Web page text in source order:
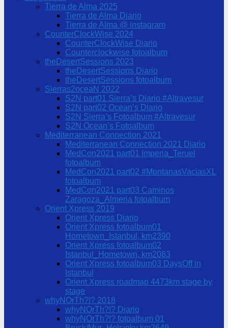
Tierra de Alma 2025
Tierra de Alma Diario
Tierra de Alma @ instagram
CounterClockWise 2024
CounterClockWise Diario
Counterclockwise fotoalbum
theDesertSessions 2023
theDesertSessions Diario
theDesertSessions fotoalbum
Sierras2oceaN 2022
S2N part01 Sierra’s Diario #Altravesur
S2N part02 Ocean’s Diario
S2N Sierra’s Fotoalbum #Altravesur
S2N Ocean’s Fotoalbum
Mediterranean Connection 2021
Mediterranean Connection 2021 Diario
MedCon2021 part01 Imperia_Teruel
fotoalbum
MedCon2021 part02 #MontanasVaciasXL
fotoalbum
MedCon2021 part03 Caminos
Zaragoza_Almeria fotoalbum
Orient Xpress 2019
Orient Xpress Diario
Orient Xpress fotoalbum01
Hometown_Istanbul, km2390
Orient Xpress fotoalbum02
Istanbul_Hometown, km2083
Orient Xpress fotoalbum03 DaysOff in
Istanbul
Orient Xpress roadmap 4473km stage by
stage
whyNOrTh?!? 2018
whyNOrTh?!? Diario
whyNOrTh?!? fotoalbum 01